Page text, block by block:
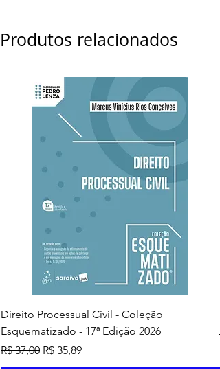
Produtos relacionados
Direito Processual Civil - Coleção
Esquematizado - 17ª Edição 2026
Preço normal
R$ 37,00 Preço promocional
R$ 35,89